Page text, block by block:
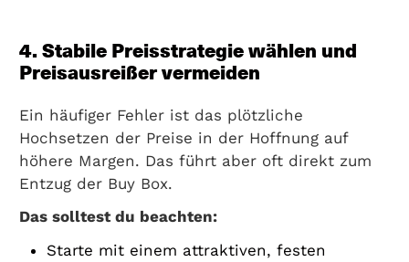
4. Stabile Preisstrategie wählen und
Preisausreißer vermeiden
Ein häufiger Fehler ist das plötzliche
Hochsetzen der Preise in der Hoffnung auf
höhere Margen. Das führt aber oft direkt zum
Entzug der Buy Box.
Das solltest du beachten:
Starte mit einem attraktiven, festen